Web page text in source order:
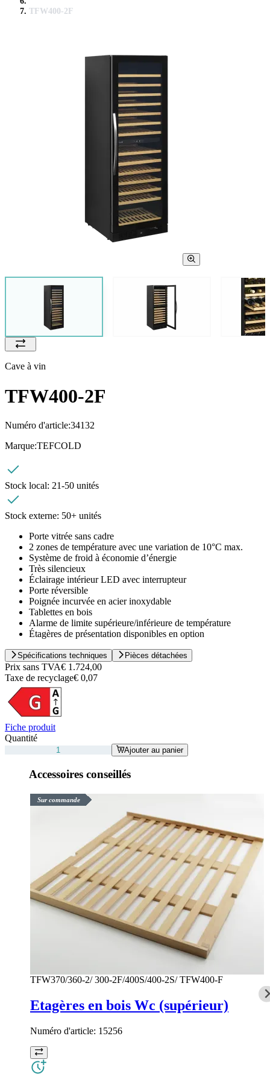
TFW400-2F
Cave à vin
TFW400-2F
Numéro d'article:34132
Marque:TEFCOLD
Stock local: 21-50 unités
Stock externe: 50+ unités
Porte vitrée sans cadre
2 zones de température avec une variation de 10°C max.
Système de froid à économie d’énergie
Très silencieux
Éclairage intérieur LED avec interrupteur
Porte réversible
Poignée incurvée en acier inoxydable
Tablettes en bois
Alarme de limite supérieure/inférieure de température
Étagères de présentation disponibles en option
Spécifications techniques Pièces détachées
Prix sans TVA€ 1.724,00
Taxe de recyclage€ 0,07
Fiche produit
Quantité
Ajouter au panier
Accessoires conseillés
Sur commande
TFW370/360-2/ 300-2F/400S/400-2S/ TFW400-F
Etagères en bois Wc (supérieur)
Numéro d'article: 15256